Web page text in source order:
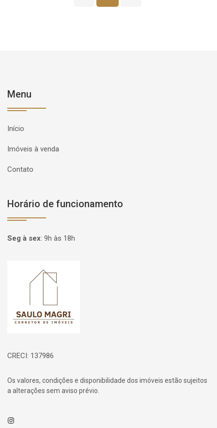
Menu
Início
Imóveis à venda
Contato
Horário de funcionamento
Seg à sex: 9h às 18h
Página inicial
CRECI: 137986
Os valores, condições e disponibilidade dos imóveis estão sujeitos
a alterações sem aviso prévio.
Instagram